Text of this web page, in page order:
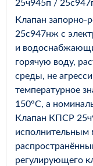
25ч945п /
Клапан
25с947нж с
и
горячую воду,
среды, не
температурное
150°С, а
Клапан КПСР
исполнительным
регулирующего